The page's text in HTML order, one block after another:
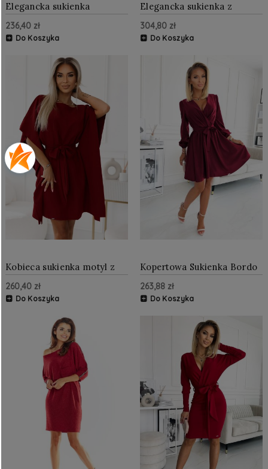
Elegancka sukienka
wizytowa rozkloszowana
BORDOWA
236,40 zł
Do Koszyka
Elegancka sukienka z
kopertowym dekoltem
Bordowa
304,80 zł
Do Koszyka
Kobieca sukienka motyl z
wiązaniem w pasie
Bordowa NU287-34
260,40 zł
Do Koszyka
Kopertowa Sukienka Bordo
NU339-3
263,88 zł
Do Koszyka